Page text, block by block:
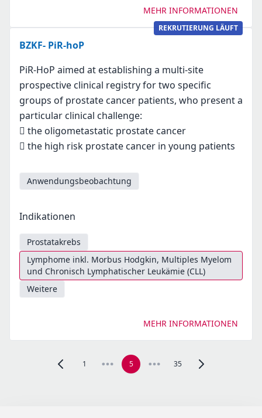
MEHR INFORMATIONEN
REKRUTIERUNG LÄUFT
BZKF- PiR-hoP
PiR-HoP aimed at establishing a multi-site
prospective clinical registry for two specific
groups of prostate cancer patients, who present a
particular clinical challenge:
 the oligometastatic prostate cancer
 the high risk prostate cancer in young patients
Anwendungsbeobachtung
Indikationen
Prostatakrebs
Lymphome inkl. Morbus Hodgkin, Multiples Myelom
und Chronisch Lymphatischer Leukämie (CLL)
Weitere
MEHR INFORMATIONEN
Zur vorherigen Seite, Seite 4 navigieren
1 5 35 Zur nächsten